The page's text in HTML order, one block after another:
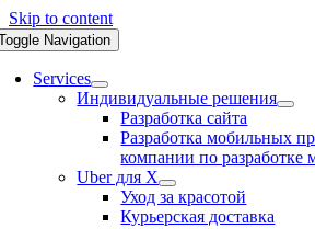
Skip to content
Navigation
Services
Индивидуальные решения
Разработка сайта
Разработка мобильных
компании по
Uber для X
Уход за красотой
Курьерская доставка